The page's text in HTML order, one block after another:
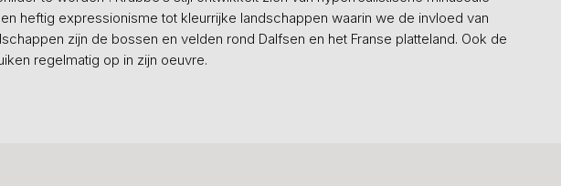
heftig expressionisme tot kleurrijke landschappen waarin we de invloed van
zijn de bossen en velden rond Dalfsen en het Franse platteland. Ook de
regelmatig op in zijn oeuvre.